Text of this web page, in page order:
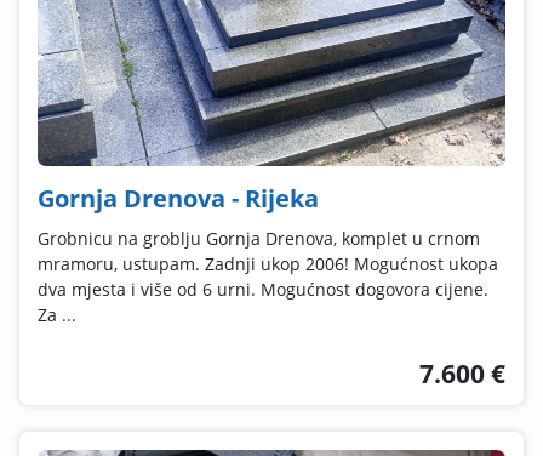
Gornja Drenova - Rijeka
Grobnicu na groblju Gornja Drenova, komplet u crnom
mramoru, ustupam. Zadnji ukop 2006! Mogućnost ukopa
dva mjesta i više od 6 urni. Mogućnost dogovora cijene.
Za ...
7.600 €